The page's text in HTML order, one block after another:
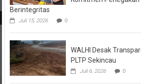
Berintegritas
Juli 15, 2026 0
WALHI Desak
PLTP Sekincau
Juli 6, 2026 0